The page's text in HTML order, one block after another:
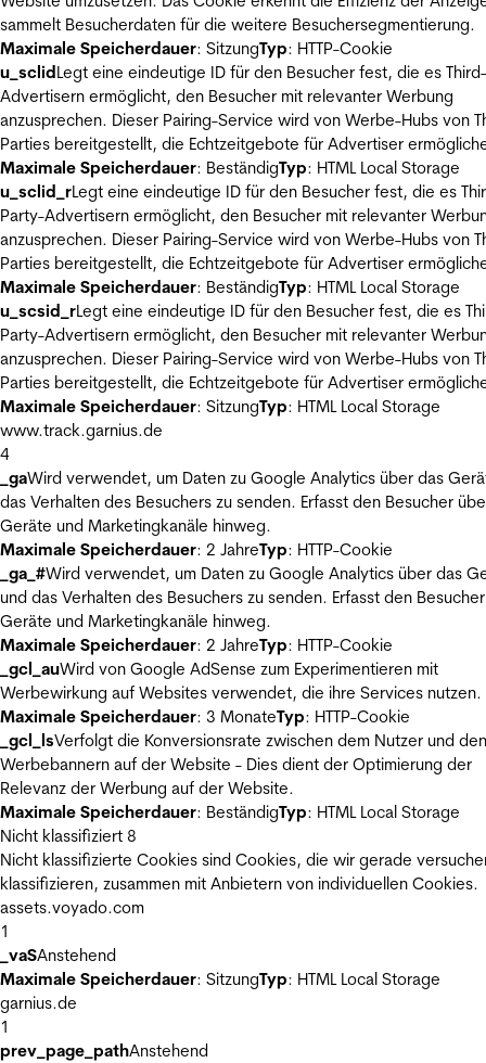
sammelt Besucherdaten für die weitere Besuchersegmentierung.
Maximale Speicherdauer: SitzungTyp: HTTP-Cookie
u_sclidLegt eine eindeutige ID für den Besucher fest, die es
Advertisern ermöglicht, den Besucher mit relevanter Werbung
anzusprechen. Dieser Pairing-Service wird von Werbe-Hubs von
Parties bereitgestellt, die Echtzeitgebote für Advertiser
Maximale Speicherdauer: BeständigTyp: HTML Local Storage
u_sclid_rLegt eine eindeutige ID für den Besucher fest, die es
Party-Advertisern ermöglicht, den Besucher mit relevanter
anzusprechen. Dieser Pairing-Service wird von Werbe-Hubs von
Parties bereitgestellt, die Echtzeitgebote für Advertiser
Maximale Speicherdauer: BeständigTyp: HTML Local Storage
u_scsid_rLegt eine eindeutige ID für den Besucher fest, die es
Party-Advertisern ermöglicht, den Besucher mit relevanter
anzusprechen. Dieser Pairing-Service wird von Werbe-Hubs von
Parties bereitgestellt, die Echtzeitgebote für Advertiser
Maximale Speicherdauer: SitzungTyp: HTML Local Storage
www.track.garnius.de
4
_gaWird verwendet, um Daten zu Google Analytics über das
das Verhalten des Besuchers zu senden. Erfasst den Besucher
Geräte und Marketingkanäle hinweg.
Maximale Speicherdauer: 2 JahreTyp: HTTP-Cookie
_ga_#Wird verwendet, um Daten zu Google Analytics über das
und das Verhalten des Besuchers zu senden. Erfasst den
Geräte und Marketingkanäle hinweg.
Maximale Speicherdauer: 2 JahreTyp: HTTP-Cookie
_gcl_auWird von Google AdSense zum Experimentieren mit
Werbewirkung auf Websites verwendet, die ihre Services nutzen.
Maximale Speicherdauer: 3 MonateTyp: HTTP-Cookie
_gcl_lsVerfolgt die Konversionsrate zwischen dem Nutzer und den
Werbebannern auf der Website - Dies dient der Optimierung der
Relevanz der Werbung auf der Website.
Maximale Speicherdauer: BeständigTyp: HTML Local Storage
Nicht klassifiziert 8
Nicht klassifizierte Cookies sind Cookies, die wir gerade
klassifizieren, zusammen mit Anbietern von individuellen Cookies.
assets.voyado.com
1
_vaSAnstehend
Maximale Speicherdauer: SitzungTyp: HTML Local Storage
garnius.de
1
prev_page_pathAnstehend